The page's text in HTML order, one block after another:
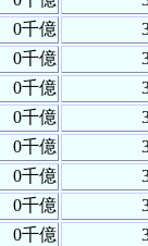
0千億
0千億
0千億
0千億
0千億
0千億
0千億
0千億